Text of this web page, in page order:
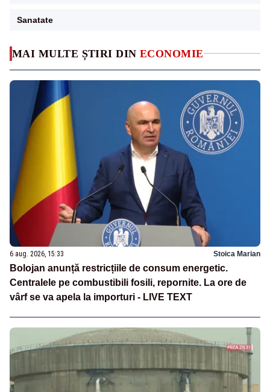
MAI MULTE ȘTIRI DIN ECONOMIE
6 aug. 2026, 15:33 Stoica Marian
Bolojan anunță restricțiile de consum energetic.
Centralele pe combustibili fosili, repornite. La ore de
vârf se va apela la importuri - LIVE TEXT
Sanatate